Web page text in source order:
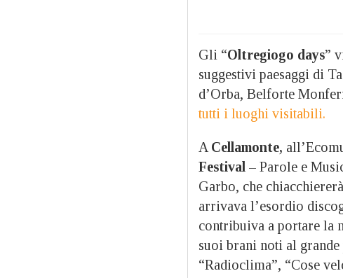
Gli “Oltregiogo days”
suggestivi paesaggi di
d’Orba, Belforte
tutti i luoghi visitabili.
A Cellamonte,
Festival – Parole e
Garbo, che
arrivava l’esordio
contribuiva a portare la
suoi brani noti al
“Radioclima”, “Cose